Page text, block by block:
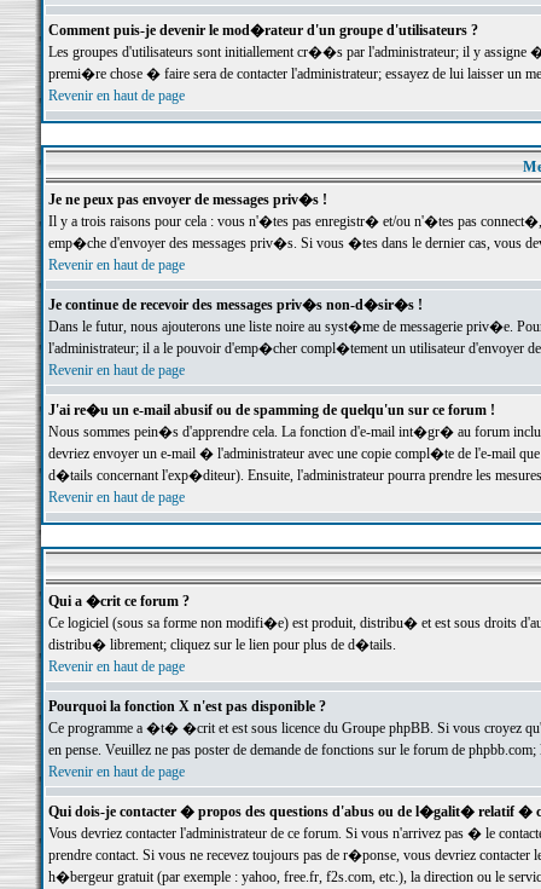
Comment puis-je devenir le mod�rateur d'un groupe d'utilisateurs ?
Les groupes d'utilisateurs sont initiallement cr��s par l'administrateur; il y
premi�re chose � faire sera de contacter l'administrateur; essayez de lui laisser un
Revenir en haut de page
Je ne peux pas envoyer de messages priv�s !
Il y a trois raisons pour cela : vous n'�tes pas enregistr� et/ou n'�tes pas
emp�che d'envoyer des messages priv�s. Si vous �tes dans le dernier cas, vous
Revenir en haut de page
Je continue de recevoir des messages priv�s non-d�sir�s !
Dans le futur, nous ajouterons une liste noire au syst�me de messagerie priv�e.
l'administrateur; il a le pouvoir d'emp�cher compl�tement un utilisateur d'envoyer
Revenir en haut de page
J'ai re�u un e-mail abusif ou de spamming de quelqu'un sur ce forum !
Nous sommes pein�s d'apprendre cela. La fonction d'e-mail int�gr� au forum inclut
devriez envoyer un e-mail � l'administrateur avec une copie compl�te de l'e-mail
d�tails concernant l'exp�diteur). Ensuite, l'administrateur pourra prendre les
Revenir en haut de page
Qui a �crit ce forum ?
Ce logiciel (sous sa forme non modifi�e) est produit, distribu� et est sous droits
distribu� librement; cliquez sur le lien pour plus de d�tails.
Revenir en haut de page
Pourquoi la fonction X n'est pas disponible ?
Ce programme a �t� �crit et est sous licence du Groupe phpBB. Si vous croyez
en pense. Veuillez ne pas poster de demande de fonctions sur le forum de
Revenir en haut de page
Qui dois-je contacter � propos des questions d'abus ou de l�galit� relatif �
Vous devriez contacter l'administrateur de ce forum. Si vous n'arrivez pas � le
prendre contact. Si vous ne recevez toujours pas de r�ponse, vous devriez
h�bergeur gratuit (par exemple : yahoo, free.fr, f2s.com, etc.), la direction ou le